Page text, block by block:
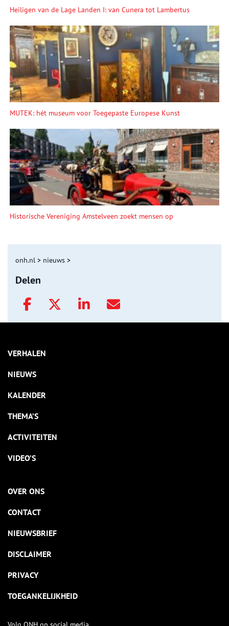
Heiligen van de Lage Landen I: van Cunera tot Lambertus
MUTEK: hét museum voor Toegepaste Europese Kunst
Historische Vereniging Amstelveen zoekt mensen op
onh.nl > nieuws >
Delen
VERHALEN
NIEUWS
KALENDER
THEMA’S
ACTIVITEITEN
VIDEO’S
OVER ONS
CONTACT
NIEUWSBRIEF
DISCLAIMER
PRIVACY
TOEGANKELIJKHEID